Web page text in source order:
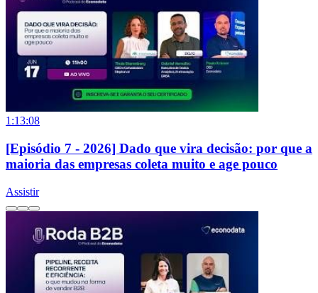
1:13:08
[Episódio 7 - 2026] Dado que vira decisão: por que a
maioria das empresas coleta muito e age pouco
Assistir